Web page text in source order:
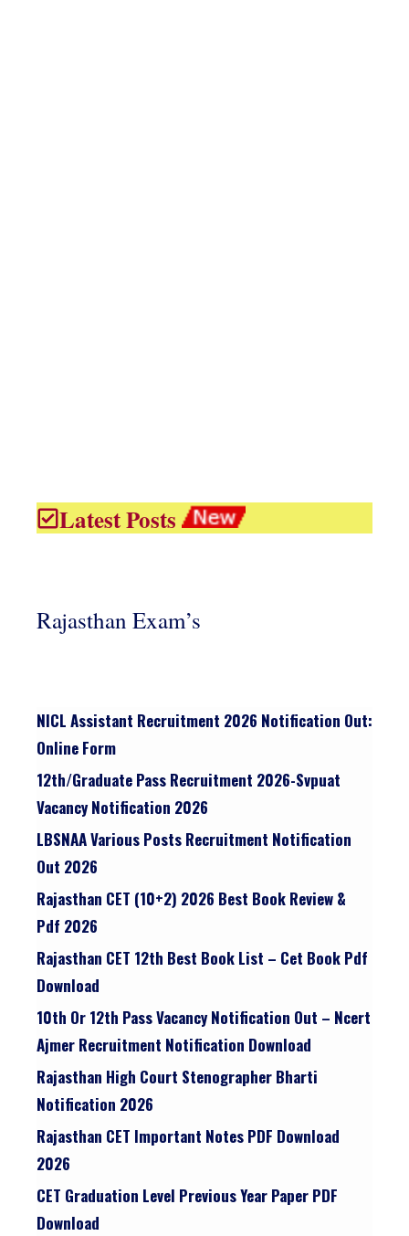
Latest Posts
Rajasthan Exam’s
NICL Assistant Recruitment 2026 Notification Out:
Online Form
12th/graduate Pass Recruitment 2026-Svpuat
Vacancy Notification 2026
LBSNAA Various Posts Recruitment Notification
Out 2026
Rajasthan CET (10+2) 2026 Best Book Review &
Pdf 2026
Rajasthan CET 12th Best Book List – Cet Book Pdf
Download
10th Or 12th Pass Vacancy Notification Out – Ncert
Ajmer Recruitment Notification Download
Rajasthan High Court Stenographer Bharti
Notification 2026
Rajasthan CET Important Notes PDF Download
2026
CET Graduation Level Previous Year Paper PDF
Download